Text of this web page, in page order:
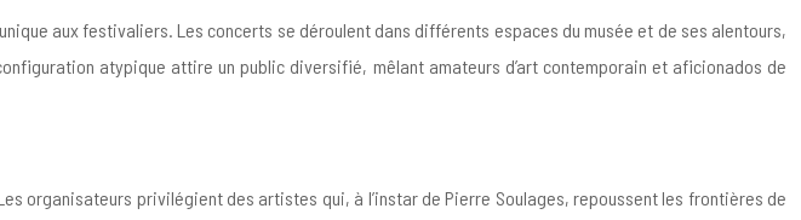
aux festivaliers. Les concerts se déroulent dans différents espaces du musée et de ses alentours,
atypique attire un public diversifié, mêlant amateurs d’art contemporain et aficionados de
organisateurs privilégient des artistes qui, à l’instar de Pierre Soulages, repoussent les frontières de